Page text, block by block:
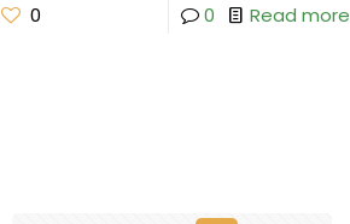
0 0 Read more